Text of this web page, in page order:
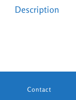
Description
Contact